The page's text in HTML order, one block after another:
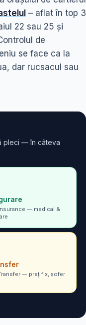
– aflat în top 3
22 sau 25 și
de
se face ca la
dar rucsacul sau
pleci — în câteva
— medical &
— preț fix, șofer